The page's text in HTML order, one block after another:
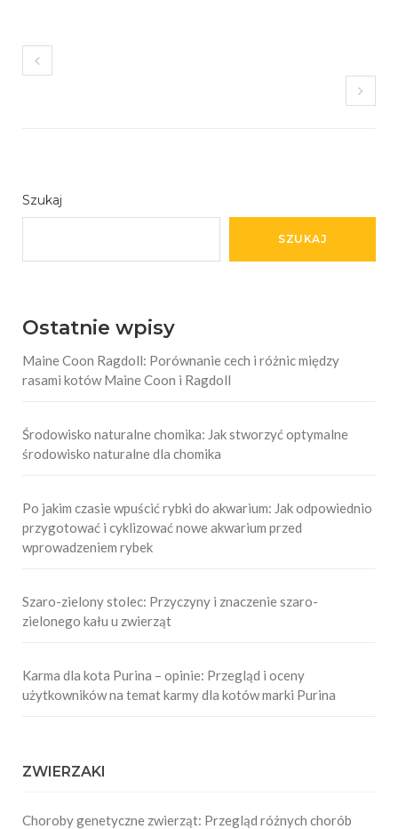
Szukaj
SZUKAJ
Ostatnie wpisy
Maine Coon Ragdoll: Porównanie cech i różnic między
rasami kotów Maine Coon i Ragdoll
Środowisko naturalne chomika: Jak stworzyć optymalne
środowisko naturalne dla chomika
Po jakim czasie wpuścić rybki do akwarium: Jak odpowiednio
przygotować i cyklizować nowe akwarium przed
wprowadzeniem rybek
Szaro-zielony stolec: Przyczyny i znaczenie szaro-
zielonego kału u zwierząt
Karma dla kota Purina – opinie: Przegląd i oceny
użytkowników na temat karmy dla kotów marki Purina
ZWIERZAKI
Choroby genetyczne zwierząt: Przegląd różnych chorób